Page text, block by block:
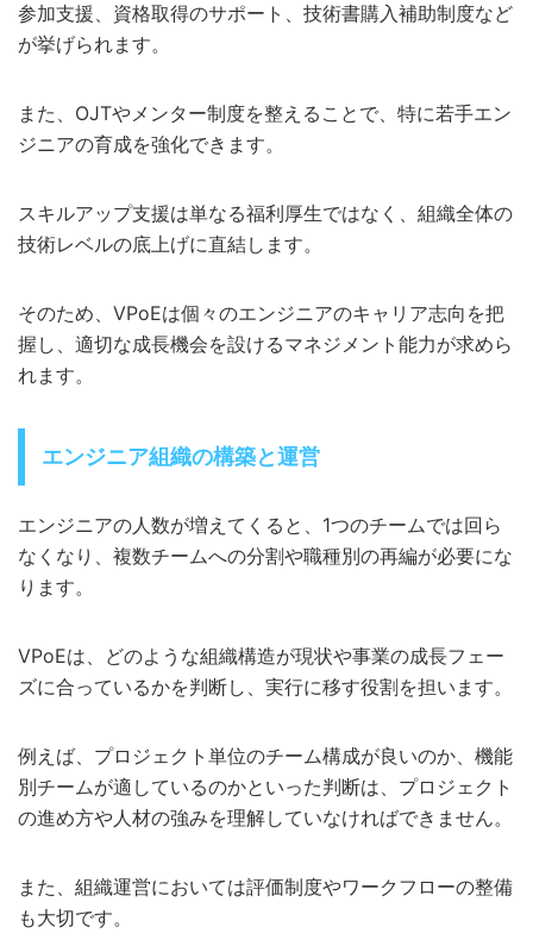
参加支援、資格取得のサポート、技術書購入補助制度など
が挙げられます。
また、OJTやメンター制度を整えることで、特に若手エン
ジニアの育成を強化できます。
スキルアップ支援は単なる福利厚生ではなく、組織全体の
技術レベルの底上げに直結します。
そのため、VPoEは個々のエンジニアのキャリア志向を把
握し、適切な成長機会を設けるマネジメント能力が求めら
れます。
エンジニア組織の構築と運営
エンジニアの人数が増えてくると、1つのチームでは回ら
なくなり、複数チームへの分割や職種別の再編が必要にな
ります。
VPoEは、どのような組織構造が現状や事業の成長フェー
ズに合っているかを判断し、実行に移す役割を担います。
例えば、プロジェクト単位のチーム構成が良いのか、機能
別チームが適しているのかといった判断は、プロジェクト
の進め方や人材の強みを理解していなければできません。
また、組織運営においては評価制度やワークフローの整備
も大切です。